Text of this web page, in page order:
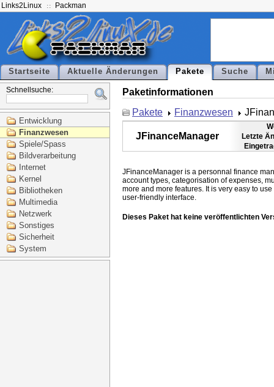
Links2Linux Packman
Startseite Aktuelle Änderungen Pakete Suche
Schnellsuche:
Entwicklung
Finanzwesen
Spiele/Spass
Bildverarbeitung
Internet
Kernel
Bibliotheken
Multimedia
Netzwerk
Sonstiges
Sicherheit
System
Paketinformationen
Pakete
Finanzwesen
JFinanceManager
Letzte
JFinanceManager is a personnal finance
account types, categorisation of expenses,
more and more features. It is very easy to
Dieses Paket hat keine veröffentlichten